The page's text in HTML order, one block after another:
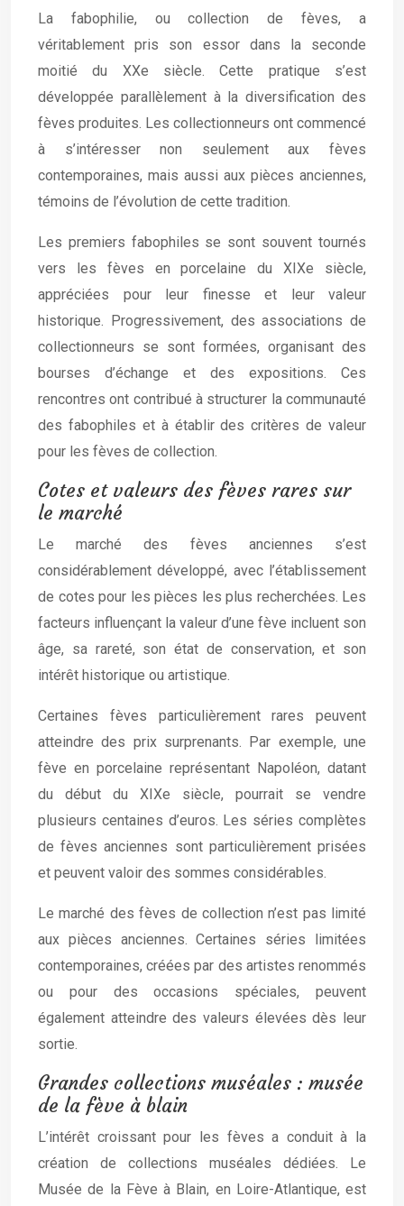
La fabophilie, ou collection de fèves, a
véritablement pris son essor dans la seconde
moitié du XXe siècle. Cette pratique s’est
développée parallèlement à la diversification des
fèves produites. Les collectionneurs ont commencé
à s’intéresser non seulement aux fèves
contemporaines, mais aussi aux pièces anciennes,
témoins de l’évolution de cette tradition.
Les premiers fabophiles se sont souvent tournés
vers les fèves en porcelaine du XIXe siècle,
appréciées pour leur finesse et leur valeur
historique. Progressivement, des associations de
collectionneurs se sont formées, organisant des
bourses d’échange et des expositions. Ces
rencontres ont contribué à structurer la communauté
des fabophiles et à établir des critères de valeur
pour les fèves de collection.
Cotes et valeurs des fèves rares sur
le marché
Le marché des fèves anciennes s’est
considérablement développé, avec l’établissement
de cotes pour les pièces les plus recherchées. Les
facteurs influençant la valeur d’une fève incluent son
âge, sa rareté, son état de conservation, et son
intérêt historique ou artistique.
Certaines fèves particulièrement rares peuvent
atteindre des prix surprenants. Par exemple, une
fève en porcelaine représentant Napoléon, datant
du début du XIXe siècle, pourrait se vendre
plusieurs centaines d’euros. Les séries complètes
de fèves anciennes sont particulièrement prisées
et peuvent valoir des sommes considérables.
Le marché des fèves de collection n’est pas limité
aux pièces anciennes. Certaines séries limitées
contemporaines, créées par des artistes renommés
ou pour des occasions spéciales, peuvent
également atteindre des valeurs élevées dès leur
sortie.
Grandes collections muséales : musée
de la fève à blain
L’intérêt croissant pour les fèves a conduit à la
création de collections muséales dédiées. Le
Musée de la Fève à Blain, en Loire-Atlantique, est